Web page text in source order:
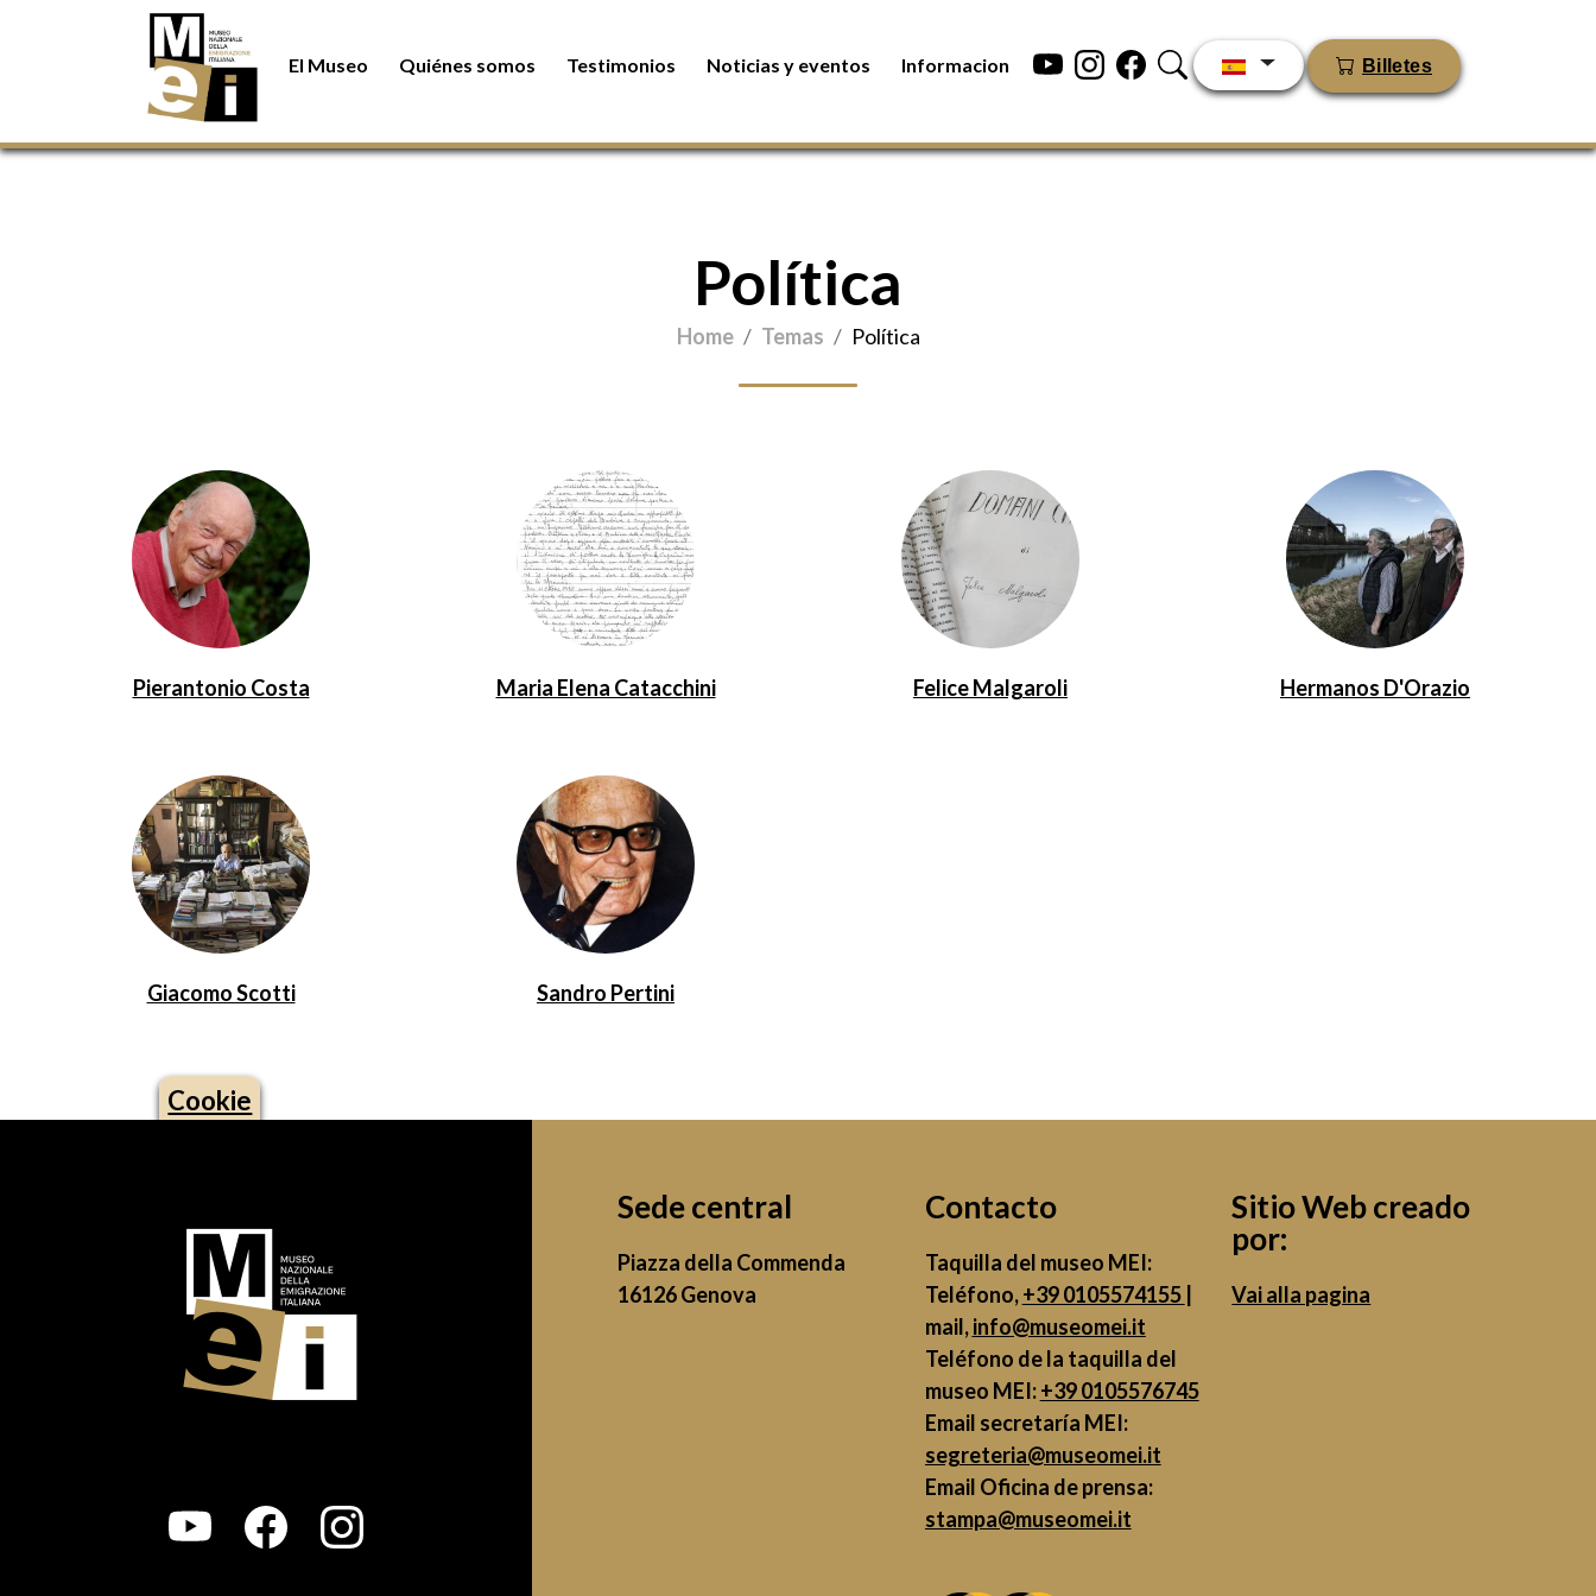
Pasar al contenido principal
El Museo Quiénes somos Testimonios Noticias y eventos Informacion Billetes
Política
Home Temas Política
Pierantonio Costa Maria Elena Catacchini Felice Malgaroli Hermanos D'Orazio
Giacomo Scotti Sandro Pertini
Cookie
Sede central
Piazza della Commenda
16126 Genova
Contacto
Taquilla del museo MEI:
Teléfono,+39 0105574155
mail,info@museomei.it
Teléfono de la taquilla del
museo MEI:+39 0105576745
Email secretaría MEI:
segreteria@museomei.it
Email Oficina de prensa:
stampa@museomei.it
Sitio Web creado
por:
Vai alla pagina